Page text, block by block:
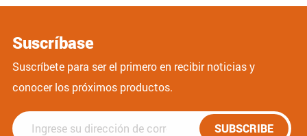
Suscríbase
Suscríbete para ser el primero en recibir noticias y
conocer los próximos productos.
SUBSCRIBE